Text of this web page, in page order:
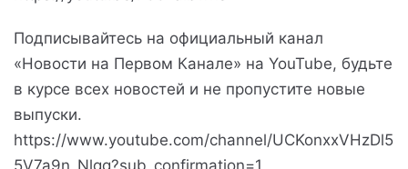
Подписывайтесь на официальный канал
«Новости на Первом Канале» на YouTube, будьте
в курсе всех новостей и не пропустите новые
выпуски.
https://www.youtube.com/channel/UCKonxxVHzDl5
5V7a9n_Nlgg?sub_confirmation=1